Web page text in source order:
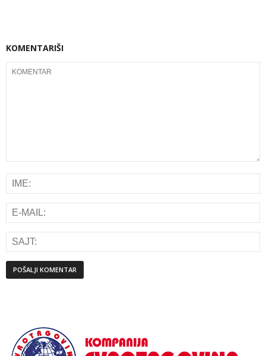
KOMENTARIŠI